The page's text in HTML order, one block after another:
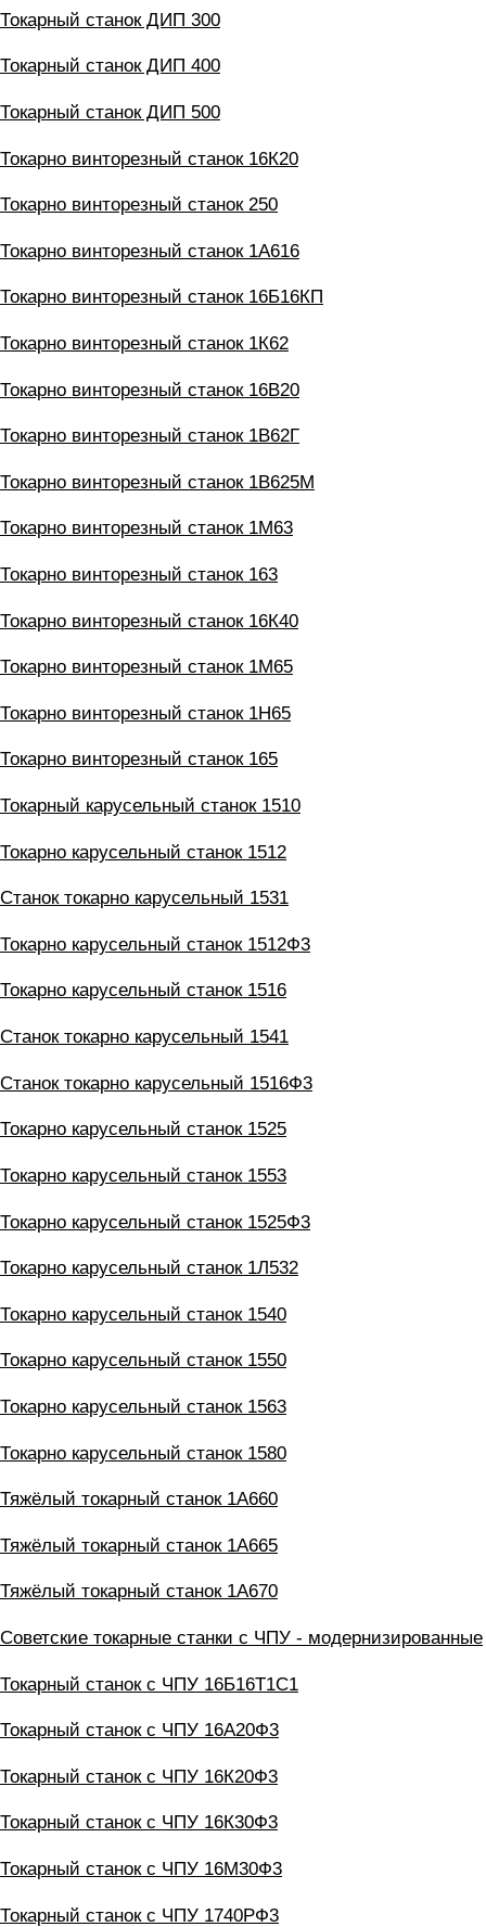
Токарный станок ДИП 300
Токарный станок ДИП 400
Токарный станок ДИП 500
Токарно винторезный станок 16К20
Токарно винторезный станок 250
Токарно винторезный станок 1А616
Токарно винторезный станок 16Б16КП
Токарно винторезный станок 1К62
Токарно винторезный станок 16В20
Токарно винторезный станок 1В62Г
Токарно винторезный станок 1В625М
Токарно винторезный станок 1М63
Токарно винторезный станок 163
Токарно винторезный станок 16К40
Токарно винторезный станок 1М65
Токарно винторезный станок 1Н65
Токарно винторезный станок 165
Токарный карусельный станок 1510
Токарно карусельный станок 1512
Станок токарно карусельный 1531
Токарно карусельный станок 1512Ф3
Токарно карусельный станок 1516
Станок токарно карусельный 1541
Станок токарно карусельный 1516Ф3
Токарно карусельный станок 1525
Токарно карусельный станок 1553
Токарно карусельный станок 1525Ф3
Токарно карусельный станок 1Л532
Токарно карусельный станок 1540
Токарно карусельный станок 1550
Токарно карусельный станок 1563
Токарно карусельный станок 1580
Тяжёлый токарный станок 1А660
Тяжёлый токарный станок 1А665
Тяжёлый токарный станок 1А670
Советские токарные станки с ЧПУ - модернизированные
Токарный станок с ЧПУ 16Б16Т1С1
Токарный станок с ЧПУ 16А20Ф3
Токарный станок с ЧПУ 16К20Ф3
Токарный станок с ЧПУ 16К30Ф3
Токарный станок с ЧПУ 16М30Ф3
Токарный станок с ЧПУ 1740РФ3